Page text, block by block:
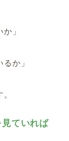
」
か」
ていれば